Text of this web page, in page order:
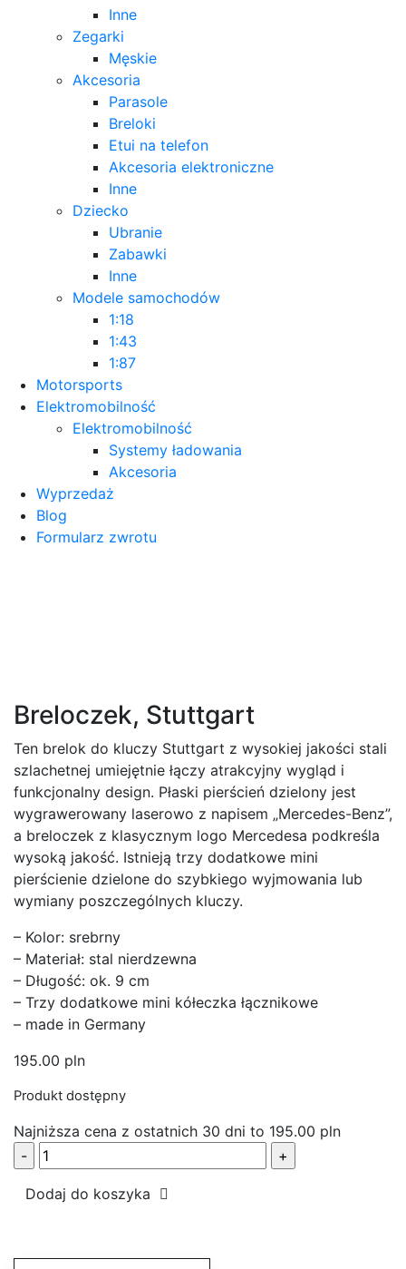
Inne
Zegarki
Męskie
Akcesoria
Parasole
Breloki
Etui na telefon
Akcesoria elektroniczne
Inne
Dziecko
Ubranie
Zabawki
Inne
Modele samochodów
1:18
1:43
1:87
Motorsports
Elektromobilność
Elektromobilność
Systemy ładowania
Akcesoria
Wyprzedaż
Blog
Formularz zwrotu
Breloczek, Stuttgart
Ten brelok do kluczy Stuttgart z wysokiej jakości stali
szlachetnej umiejętnie łączy atrakcyjny wygląd i
funkcjonalny design. Płaski pierścień dzielony jest
wygrawerowany laserowo z napisem „Mercedes-Benz”,
a breloczek z klasycznym logo Mercedesa podkreśla
wysoką jakość. Istnieją trzy dodatkowe mini
pierścienie dzielone do szybkiego wyjmowania lub
wymiany poszczególnych kluczy.
– Kolor: srebrny
– Materiał: stal nierdzewna
– Długość: ok. 9 cm
– Trzy dodatkowe mini kółeczka łącznikowe
– made in Germany
195.00 pln
Produkt dostępny
Najniższa cena z ostatnich 30 dni to 195.00 pln
ilość
Breloczek,
Stuttgart
Dodaj do koszyka